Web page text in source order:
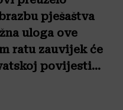
pješaštva
uloga ove
ratu zauvijek će
povijesti…